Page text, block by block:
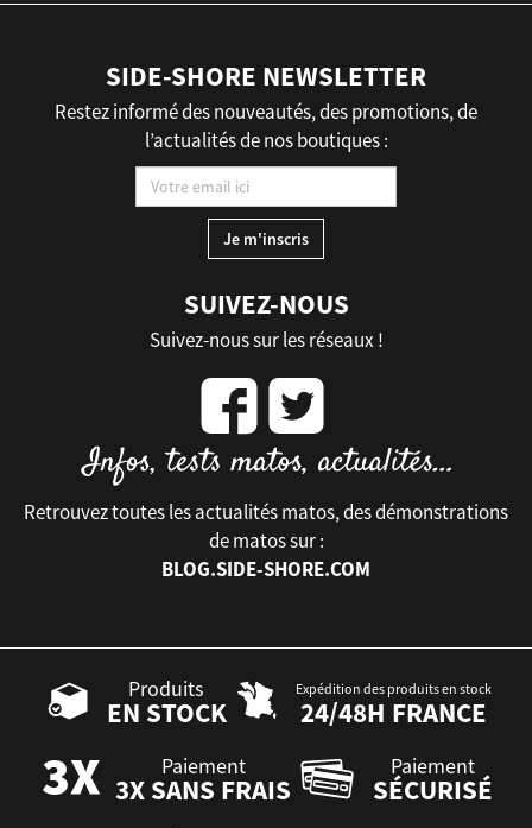
SIDE-SHORE NEWSLETTER
Restez informé des nouveautés, des promotions, de
l’actualités de nos boutiques :
SUIVEZ-NOUS
Suivez-nous sur les réseaux !
Retrouvez toutes les actualités matos, des démonstrations
de matos sur :
BLOG.SIDE-SHORE.COM
Produits
EN STOCK
Expédition des produits en stock
24/48H FRANCE
Paiement
3X SANS FRAIS
Paiement
SÉCURISÉ